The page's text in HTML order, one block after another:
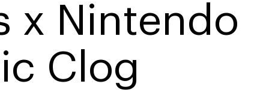
x Nintendo
Clog